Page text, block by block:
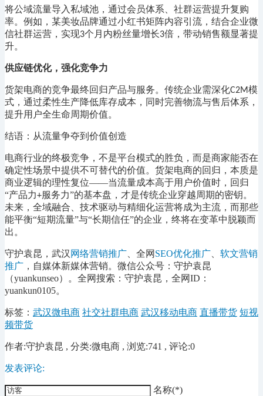
将公域流量导入私域池，通过会员体系、社群运营提升复购
率。例如，某美妆品牌通过小红书矩阵内容引流，结合企业微
信社群运营，实现3个月内粉丝量增长3倍，带动销售额显著提
升。
供应链优化，强化竞争力
货架电商的竞争最终回归产品与服务。传统企业需深化C2M模
式，通过柔性生产降低库存成本，同时完善物流与售后体系，
提升用户全生命周期价值。
结语：从流量争夺到价值创造
电商行业的终极竞争，不是平台模式的胜负，而是商家能否在
确定性场景中提供不可替代的价值。货架电商的回归，本质是
商业逻辑的理性复位——当流量成本高于用户价值时，回归
“产品力+服务力”的基本盘，才是传统企业穿越周期的密钥。
未来，全域融合、技术驱动与精细化运营将成为主流，而那些
能平衡“短期流量”与“长期信任”的企业，终将在变革中脱颖而
出。
守护袁昆，武汉 网络营销推广、全网 SEO优化推广、 软文营销
推广 ，自媒体新媒体营销。微信公众号：守护袁昆
（yuankunseo）。全网搜索：守护袁昆，全网ID：
yuankun0105。
标签： 武汉微电商 社交社群电商 武汉移动电商 直播带货 短视
频带货
作者:守护袁昆 , 分类:微电商 , 浏览:741 , 评论:0
发表评论:
名称(*)